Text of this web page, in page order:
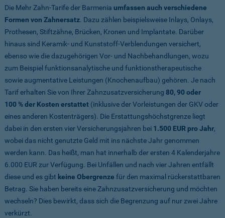
Die Mehr Zahn-Tarife der Barmenia umfassen auch verschiedene
Formen von Zahnersatz. Dazu zählen beispielsweise Inlays, Onlays,
Prothesen, Stiftzähne, Brücken, Kronen und Implantate. Darüber
hinaus sind Keramik- und Kunststoff-Verblendungen versichert,
ebenso wie die dazugehörigen Vor- und Nachbehandlungen, wozu
zum Beispiel funktionsanalytische und funktionstherapeutische
sowie augmentative Leistungen (Knochenaufbau) gehören. Je nach
Tarif erhalten Sie von Ihrer Zahnzusatzversicherung 80, 90 oder
100 % der Kosten erstattet (inklusive der Vorleistungen der GKV oder
eines anderen Kostenträgers). Die Erstattungshöchstgrenze liegt
dabei in den ersten vier Versicherungsjahren bei 1.500 EUR pro Jahr,
wobei das nicht genutzte Geld mit ins nächste Jahr genommen
werden kann. Das heißt, man hat innerhalb der ersten 4 Kalenderjahre
6.000 EUR zur Verfügung. Bei Unfällen und nach vier Jahren entfällt
diese und es gibt keine Obergrenze für den maximal rückerstattbaren
Betrag. Sie haben bereits eine Zahnzusatzversicherung und möchten
wechseln? Dies bewirkt, dass sich die Begrenzung auf nur zwei Jahre
verkürzt.